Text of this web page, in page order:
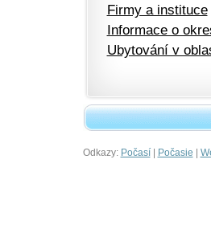
Firmy a instituce
Informace o
Ubytování v
Odkazy: Počasí| Počasie |